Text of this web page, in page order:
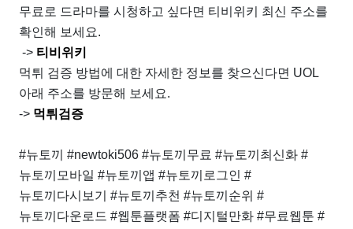
무료로 드라마를 시청하고 싶다면 티비위키 최신 주소를
확인해 보세요.
-> 티비위키
먹튀 검증 방법에 대한 자세한 정보를 찾으신다면 UOL
아래 주소를 방문해 보세요.
-> 먹튀검증
#뉴토끼 #newtoki506 #뉴토끼무료 #뉴토끼최신화 #
뉴토끼모바일 #뉴토끼앱 #뉴토끼로그인 #
뉴토끼다시보기 #뉴토끼추천 #뉴토끼순위 #
뉴토끼다운로드 #웹툰플랫폼 #디지털만화 #무료웹툰 #